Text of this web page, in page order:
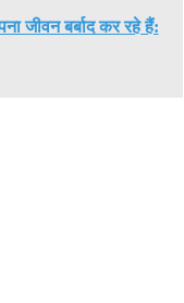
जीवन बर्बाद कर रहे हैं: